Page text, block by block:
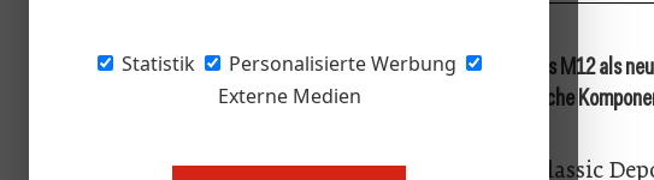
Statistik
Personalisierte Werbung
Externe Medien
Petra Frank übernimmt die gesamte Leitung des M12 als
neue Wiener Event-Standort trägt eine historische
DasM12kann nicht nur mit dem Classic